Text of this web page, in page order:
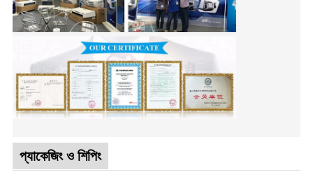
প্যাকেজিং ও শিপিং